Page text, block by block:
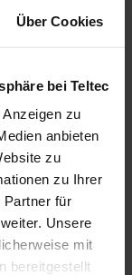
Über Cookies
bei Teltec
zu
anbieten
zu
zu Ihrer
Partner für
Unsere
mit
bereitgestellt
cart
Flügeltormore